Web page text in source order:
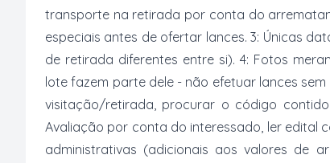
transporte na retirada por conta do
especiais antes de ofertar lances. 3: Únicas
de retirada diferentes entre si). 4: Fotos
lote fazem parte dele - não efetuar lances
visitação/retirada, procurar o código
Avaliação por conta do interessado, ler edital
administrativas (adicionais aos valores de